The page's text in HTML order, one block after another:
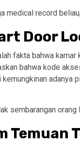
medical record
Door
fakta bahwa
bahwa kode
adanya
sembarangan orang
Temuan